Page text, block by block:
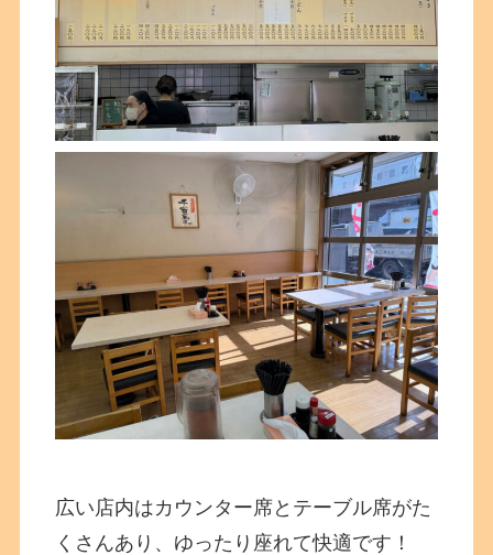
広い店内はカウンター席とテーブル席がた
くさんあり、ゆったり座れて快適です！